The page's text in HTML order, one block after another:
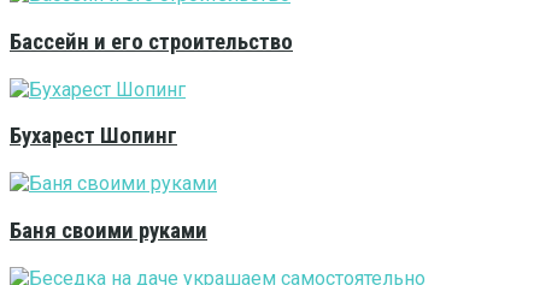
Бассейн и его строительство
Бухарест Шопинг
Баня своими руками